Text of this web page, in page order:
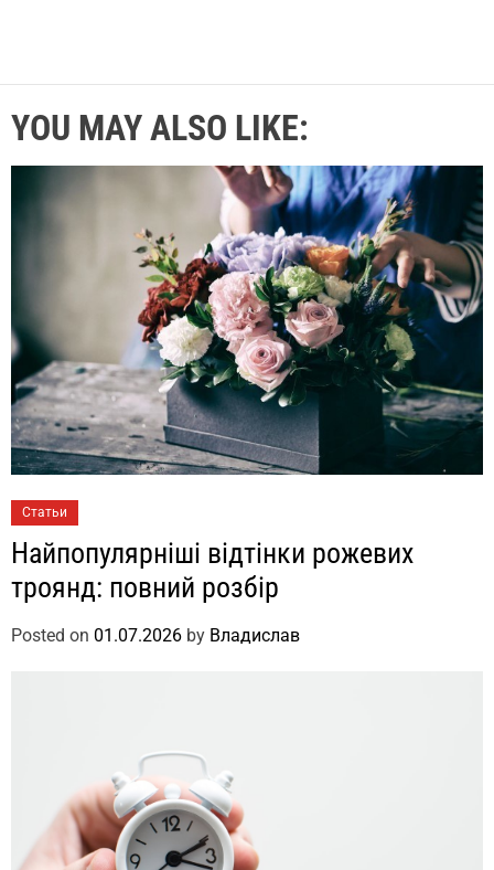
YOU MAY ALSO LIKE:
Статьи
Найпопулярніші відтінки рожевих
троянд: повний розбір
Posted on 01.07.2026 by Владислав